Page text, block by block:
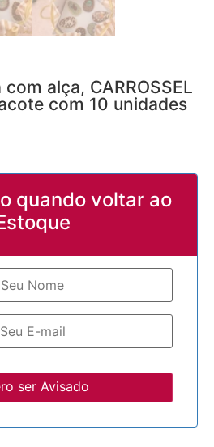
alça, CARROSSEL
com 10 unidades
quando voltar ao
ser Avisado